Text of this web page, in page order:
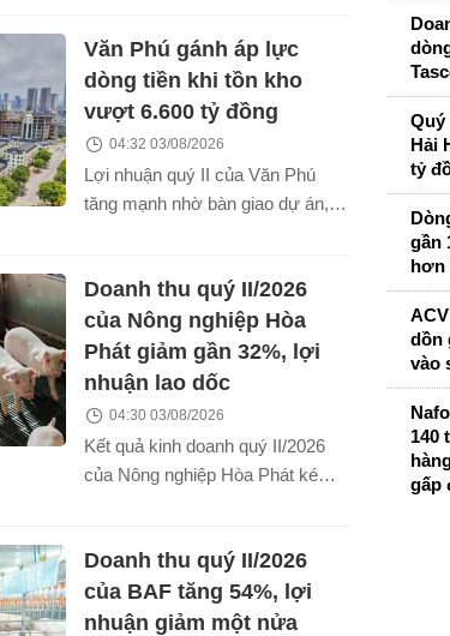
cao. VSIP mong muốn đồng hành
cùng Nghệ An thu hút các dự án
chất lượng cao, đưa tỉnh trở
thành điểm đến của công nghiệp
thế hệ mới.
Văn Phú gánh áp lực
dòng tiền khi tồn kho
vượt 6.600 tỷ đồng
04:32 03/08/2026
Lợi nhuận quý II của Văn Phú
tăng mạnh nhờ bàn giao dự án,
gần 1.500 tỷ đồng và tiền mặt
giảm sâu.
Doanh thu quý II/2026
của Nông nghiệp Hòa
Phát giảm gần 32%, lợi
nhuận lao dốc
04:30 03/08/2026
Kết quả kinh doanh quý II/2026
của Nông nghiệp Hòa Phát kém
43% so với cùng kỳ năm trước
Doanh thu quý II/2026
của BAF tăng 54%, lợi
nhuận giảm một nửa
Quý
Hải
tỷ
gần
hơn
dồn
vào
140
gấp